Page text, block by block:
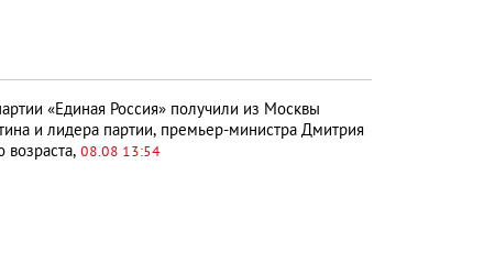
«Единая Россия» получили из Москвы
и лидера партии, премьер-министра Дмитрия
возраста, 08.08 13:54